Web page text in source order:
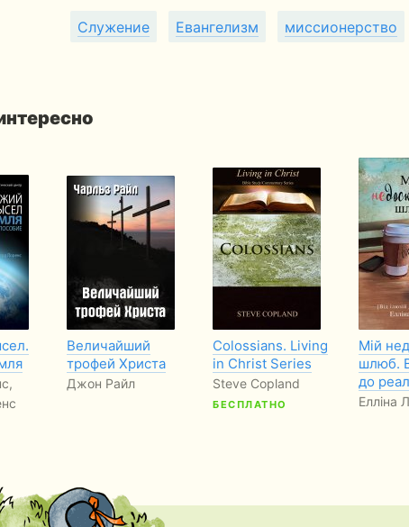
Служение Евангелизм миссионерство
Величайший
трофей Христа
Джон Райл
Colossians. Living
in Christ Series
Steve Copland
БЕСПЛАТНО
Мій
шлюб.
до
Елліна